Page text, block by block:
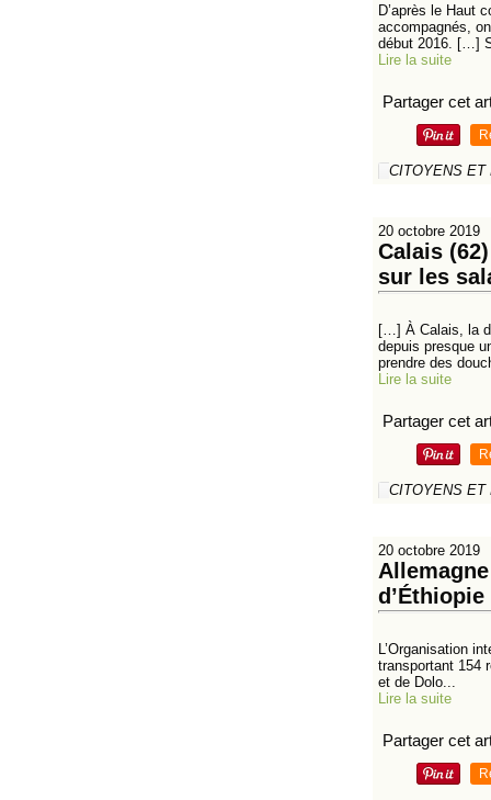
D’après le Haut
accompagnés,
début 2016. […]
Lire la suite
Partager cet
CITOYENS ET
20 octobre 2019
Calais
sur les
[…] À Calais, la
depuis presque
prendre des
Lire la suite
Partager cet
CITOYENS ET
20 octobre 2019
d’Éthiopie
L’Organisation
transportant 154
et de Dolo...
Lire la suite
Partager cet